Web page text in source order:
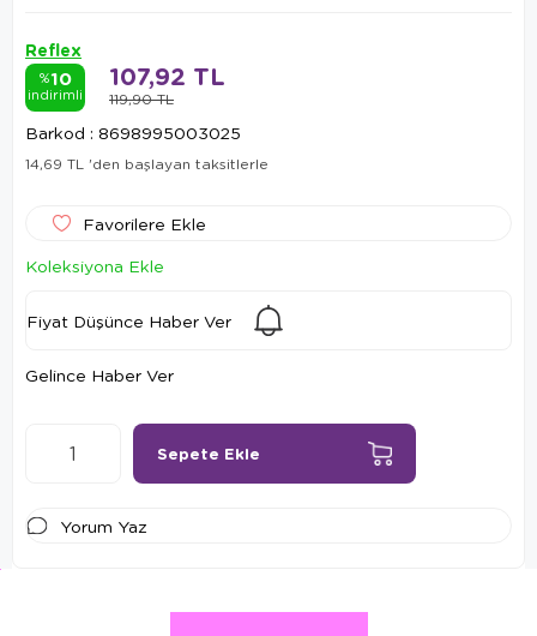
Reflex
%10
indirimli 119,90 TL
107,92 TL
Barkod : 8698995003025
14,69 TL 'den başlayan taksitlerle
Favorilere Ekle
Koleksiyona Ekle
Fiyat Düşünce Haber Ver
Gelince Haber Ver
Yorum Yaz